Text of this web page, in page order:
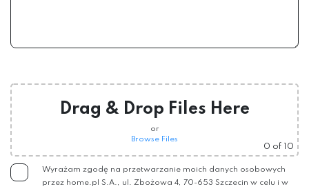
Drag & Drop Files Here
or
Browse Files
0 of 10
Wyrażam zgodę na przetwarzanie moich danych osobowych
przez home.pl S.A., ul. Zbożowa 4, 70-653 Szczecin w celu i w